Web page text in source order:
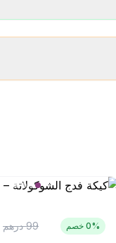
0% خصم 99درهم